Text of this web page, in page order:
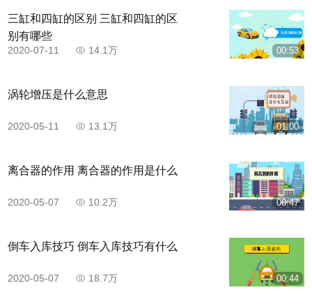
步骤八，停车超过3s后，挂一档出库，当引擎盖
与库区白线重合时，向右打满方向盘驶出车库。
00:53
三缸和四缸的区别 三缸和四缸的区
别有哪些
2020-07-11 14.1万
01:00
涡轮增压是什么意思
2020-05-11 13.1万
00:47
离合器的作用 离合器的作用是什么
2020-05-07 10.2万
00:44
倒车入库技巧 倒车入库技巧有什么
2020-05-07 18.7万